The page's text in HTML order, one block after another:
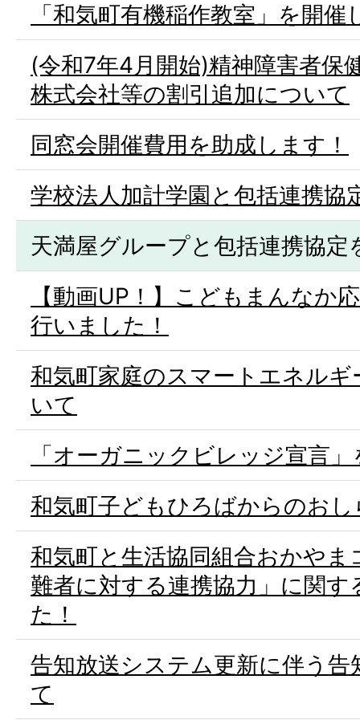
「和気町有機稲作教室」を開催
(令和7年4月開始)精神障害者保
株式会社等の割引追加について
同窓会開催費用を助成します！
学校法人加計学園と包括連携協
天満屋グループと包括連携協定
【動画UP！】こどもまんなか
行いました！
和気町家庭のスマートエネル
いて
「オーガニックビレッジ宣言
和気町子どもひろばからのおし
和気町と生活協同組合おかやま
難者に対する連携協力」に関
た！
告知放送システム更新に伴う
て